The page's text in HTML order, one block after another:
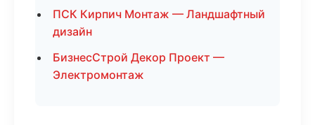
ПСК Кирпич Монтаж — Ландшафтный
дизайн
БизнесСтрой Декор Проект —
Электромонтаж